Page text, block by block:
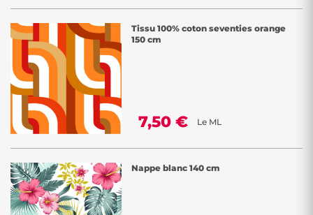
Tissu 100% coton seventies orange
150 cm
7,50 € Le ML
Nappe blanc 140 cm